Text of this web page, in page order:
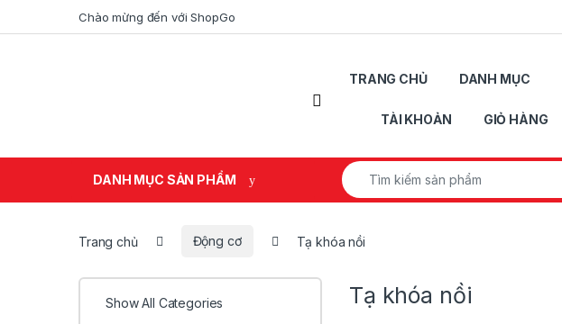
Skip to navigationChào mừng đến với ShopGo
Open
TRANG CHỦ DANH MỤC
TÀI KHOẢN GIỎ HÀNG
DANH MỤC SẢN PHẨM
Search for:
Trang chủ Động cơ Tạ khóa nồi
Tạ khóa nồi
Show All Categories